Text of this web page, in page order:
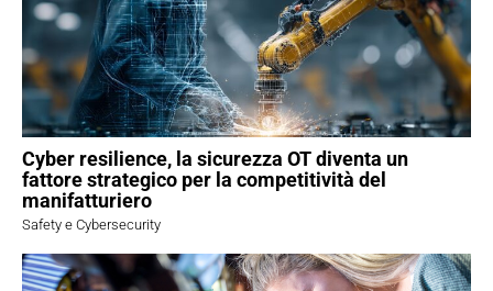
Cyber resilience, la sicurezza OT diventa un
fattore strategico per la competitività del
manifatturiero
Safety e Cybersecurity